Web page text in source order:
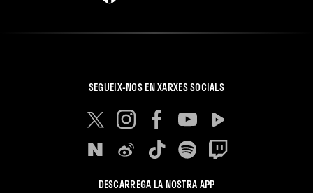
SEGUEIX-NOS EN XARXES SOCIALS
DESCARREGA LA NOSTRA APP